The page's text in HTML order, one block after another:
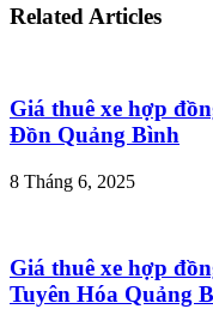
Related Articles
Giá thuê xe hợp
Đồn Quảng Bình
8 Tháng 6, 2025
Giá thuê xe hợp
Tuyên Hóa Quảng